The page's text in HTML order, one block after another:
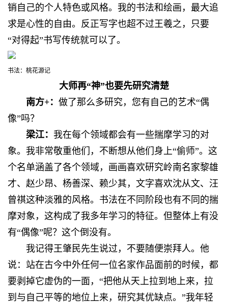
销自己的个人特色或风格。我的书法和绘画，最大追
求是心性的自由。反正写字也超不过王羲之，只要
“对得起”书写传统就可以了。
书法：桃花源记
大师再“神”也要先研究清楚
南方+： 做了那么多研究，您有自己的艺术“偶
像”吗？
梁江： 我在每个领域都会有一些揣摩学习的对
象。我非常敬重他们，不断想从他们身上“偷师”。这
个名单涵盖了各个领域，画画喜欢研究岭南名家黎雄
才、赵少昂、杨善深、赖少其，文字喜欢沈从文、汪
曾祺这种淡雅的风格。书法在不同阶段也有不同的揣
摩对象，这构成了我多年学习的特征。但整体上有没
有“偶像”呢？这个倒没有。
我记得王肇民先生说过，不要随便崇拜人。他
说：站在古今中外任何一位名家作品面前的时候，都
要剥掉它虚伪的一面，“把他从天上拉到地上来，拉
到与自己平等的地位上来，研究其优缺点。”我年轻